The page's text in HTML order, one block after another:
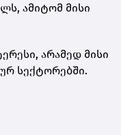
ამიტომ მისი
არამედ მისი
სექტორებში.